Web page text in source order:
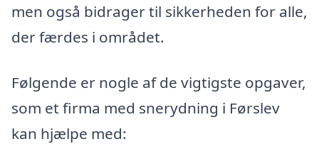
men også bidrager til sikkerheden for alle,
der færdes i området.
Følgende er nogle af de vigtigste opgaver,
som et firma med snerydning i Førslev
kan hjælpe med: